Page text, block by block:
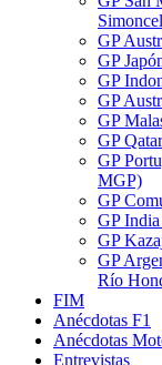
GP
GP
GP
GP
GP
GP
GP
MGP)
GP
GP
GP
GP
Río
FIM
Anécdotas F1
Anécdotas
Entrevistas